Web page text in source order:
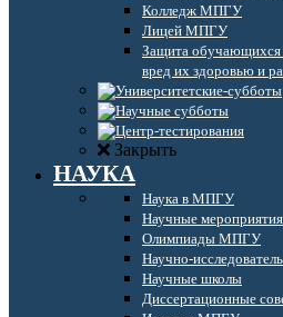
Колледж МПГУ
Лицей МПГУ
Защита
вред их здоровью и
Закрыть
НАУКА
Наука в МПГУ
Научные мероприятия
Олимпиады МПГУ
Научно-
Научные школы
Диссертационные